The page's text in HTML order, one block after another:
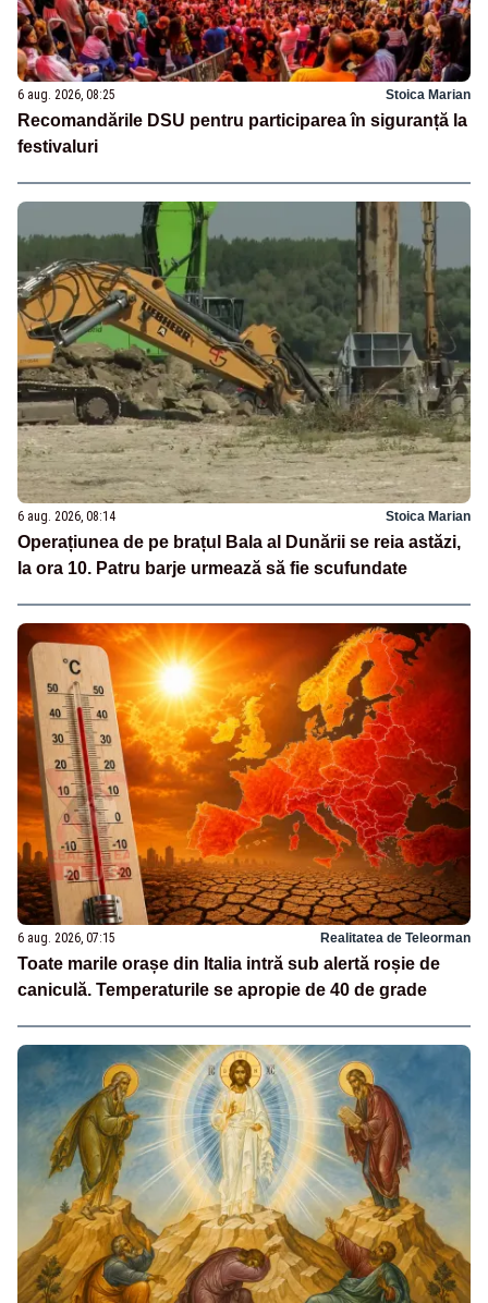
6 aug. 2026, 08:25 Stoica Marian
Recomandările DSU pentru participarea în siguranță la
festivaluri
6 aug. 2026, 08:14 Stoica Marian
Operațiunea de pe brațul Bala al Dunării se reia astăzi,
la ora 10. Patru barje urmează să fie scufundate
6 aug. 2026, 07:15 Realitatea de Teleorman
Toate marile orașe din Italia intră sub alertă roșie de
caniculă. Temperaturile se apropie de 40 de grade